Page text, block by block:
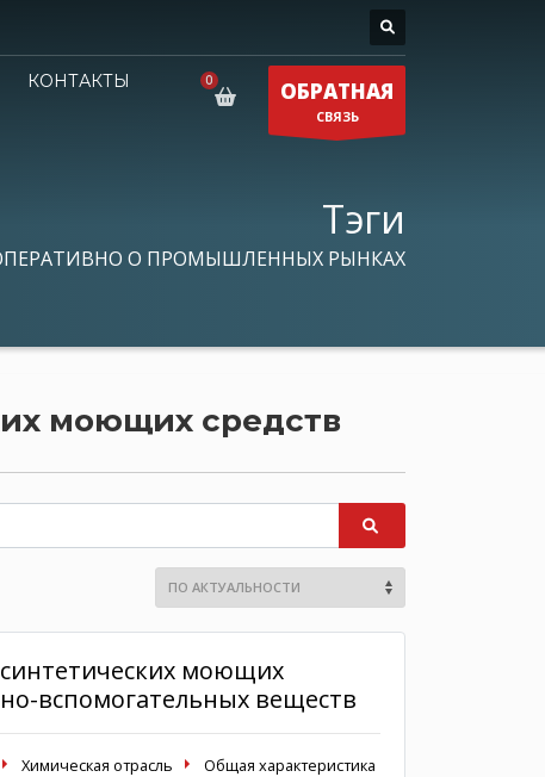
КОНТАКТЫ
ОБРАТНАЯ
СВЯЗЬ
Тэги
О ПРОМЫШЛЕННЫХ РЫНКАХ
моющих средств
моющих
вспомогательных веществ
Химическая отрасль
Общая характеристика